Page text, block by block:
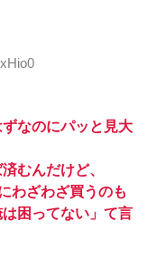
なのにパッと見大
むんだけど、
わざわざ買うのも
困ってない」て言